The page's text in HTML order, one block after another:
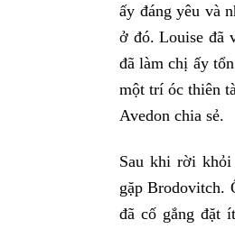
ấy đáng yêu và
ở đó. Louise đã
đã làm chị ấy
một trí óc thiên
Avedon chia sẻ.
Sau khi rời khỏi
gặp Brodovitch.
đã cố gắng đặt